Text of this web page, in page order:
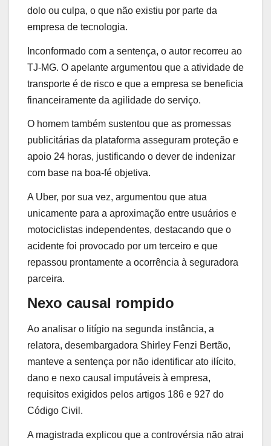
dolo ou culpa, o que não existiu por parte da
empresa de tecnologia.
Inconformado com a sentença, o autor recorreu ao
TJ-MG. O apelante argumentou que a atividade de
transporte é de risco e que a empresa se beneficia
financeiramente da agilidade do serviço.
O homem também sustentou que as promessas
publicitárias da plataforma asseguram proteção e
apoio 24 horas, justificando o dever de indenizar
com base na boa-fé objetiva.
A Uber, por sua vez, argumentou que atua
unicamente para a aproximação entre usuários e
motociclistas independentes, destacando que o
acidente foi provocado por um terceiro e que
repassou prontamente a ocorrência à seguradora
parceira.
Nexo causal rompido
Ao analisar o litígio na segunda instância, a
relatora, desembargadora Shirley Fenzi Bertão,
manteve a sentença por não identificar ato ilícito,
dano e nexo causal imputáveis à empresa,
requisitos exigidos pelos artigos 186 e 927 do
Código Civil.
A magistrada explicou que a controvérsia não atrai